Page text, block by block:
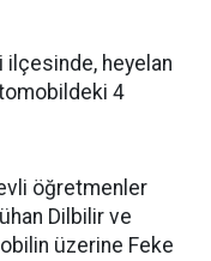
ilçesinde, heyelan
4
öğretmenler
Dilbilir ve
üzerine Feke